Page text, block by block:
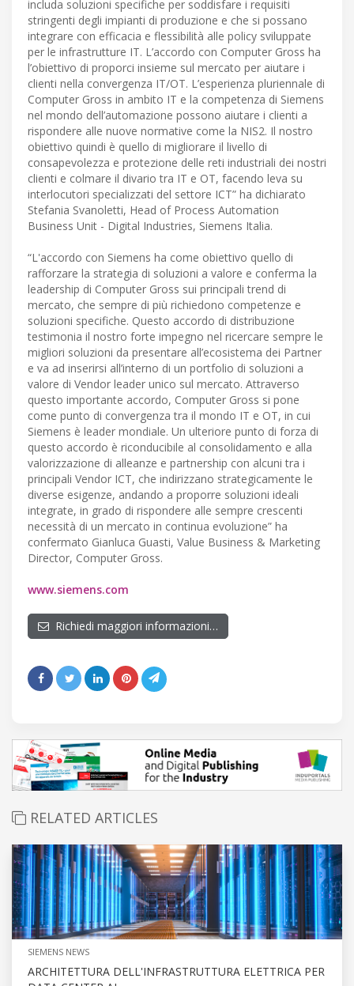
includa soluzioni specifiche per soddisfare i requisiti
stringenti degli impianti di produzione e che si possano
integrare con efficacia e flessibilità alle policy sviluppate
per le infrastrutture IT. L’accordo con Computer Gross ha
l’obiettivo di proporci insieme sul mercato per aiutare i
clienti nella convergenza IT/OT. L’esperienza pluriennale di
Computer Gross in ambito IT e la competenza di Siemens
nel mondo dell’automazione possono aiutare i clienti a
rispondere alle nuove normative come la NIS2. Il nostro
obiettivo quindi è quello di migliorare il livello di
consapevolezza e protezione delle reti industriali dei nostri
clienti e colmare il divario tra IT e OT, facendo leva su
interlocutori specializzati del settore ICT” ha dichiarato
Stefania Svanoletti, Head of Process Automation
Business Unit - Digital Industries, Siemens Italia.
“L'accordo con Siemens ha come obiettivo quello di
rafforzare la strategia di soluzioni a valore e conferma la
leadership di Computer Gross sui principali trend di
mercato, che sempre di più richiedono competenze e
soluzioni specifiche. Questo accordo di distribuzione
testimonia il nostro forte impegno nel ricercare sempre le
migliori soluzioni da presentare all’ecosistema dei Partner
e va ad inserirsi all’interno di un portfolio di soluzioni a
valore di Vendor leader unico sul mercato. Attraverso
questo importante accordo, Computer Gross si pone
come punto di convergenza tra il mondo IT e OT, in cui
Siemens è leader mondiale. Un ulteriore punto di forza di
questo accordo è riconducibile al consolidamento e alla
valorizzazione di alleanze e partnership con alcuni tra i
principali Vendor ICT, che indirizzano strategicamente le
diverse esigenze, andando a proporre soluzioni ideali
integrate, in grado di rispondere alle sempre crescenti
necessità di un mercato in continua evoluzione” ha
confermato Gianluca Guasti, Value Business & Marketing
Director, Computer Gross.
www.siemens.com
Richiedi maggiori informazioni…
RELATED ARTICLES
SIEMENS NEWS
ARCHITETTURA DELL'INFRASTRUTTURA ELETTRICA PER